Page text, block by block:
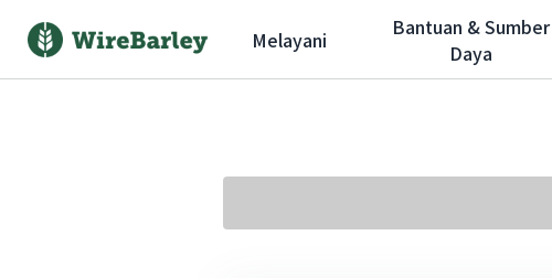
Melayani
Bantuan & Sumber
Daya